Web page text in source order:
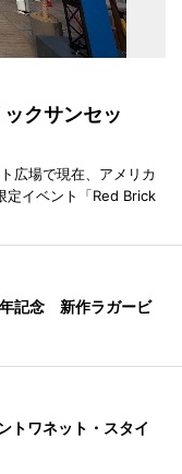
クサンセッ
広場で現在、アメリカ
定イベント「Red Brick
記念 新作ラガービ
トワネット・スタイ